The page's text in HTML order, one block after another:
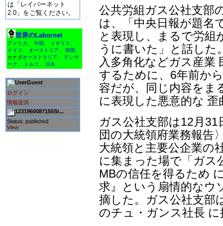
は「レイバーネット
2.0」をご覧ください。
世界のLabornet
アメリカ 中国 イギリス
ドイツ
オーストリア 韓国
カナダオーストラリア
デンマ
ーク
トルコ 日本
Guest
ログイン
情報提供
1231960087155St...
Status: published
View
公共労組ガス公社支部
は、「中央日報が題名
と表現し、まるで労組
うに書いた」と話した
入多角化などガス産業
するために、6年前か
容だが、同じ内容をま
に表現した悪意的な
ガス公社支部は12月
団の大統領府業務報告
大統領と主要公企業の
に集まった場で「ガス
MBの信任を得るため
求』という扇情的なウ
摘した。ガス公社支部
のチュ・ガンス社長